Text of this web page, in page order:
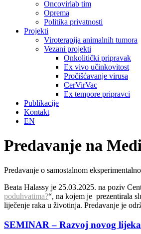
Oncovirlab tim
Oprema
Politika privatnosti
Projekti
Viroterapija animalnih tumora
Vezani projekti
Onkolitički pripravak
Ex vivo učinkovitost
Pročišćavanje virusa
CerVirVac
Ex tempore pripravci
Publikacije
Kontakt
EN
Predavanje na
Predavanje o samostalnom
Beata Halassy je 25.03.2025. na poziv
poduhvatima?“, na kojem je prezentirala
liječenje raka u životinja. Predavanje je
SEMINAR – Razvoj novog